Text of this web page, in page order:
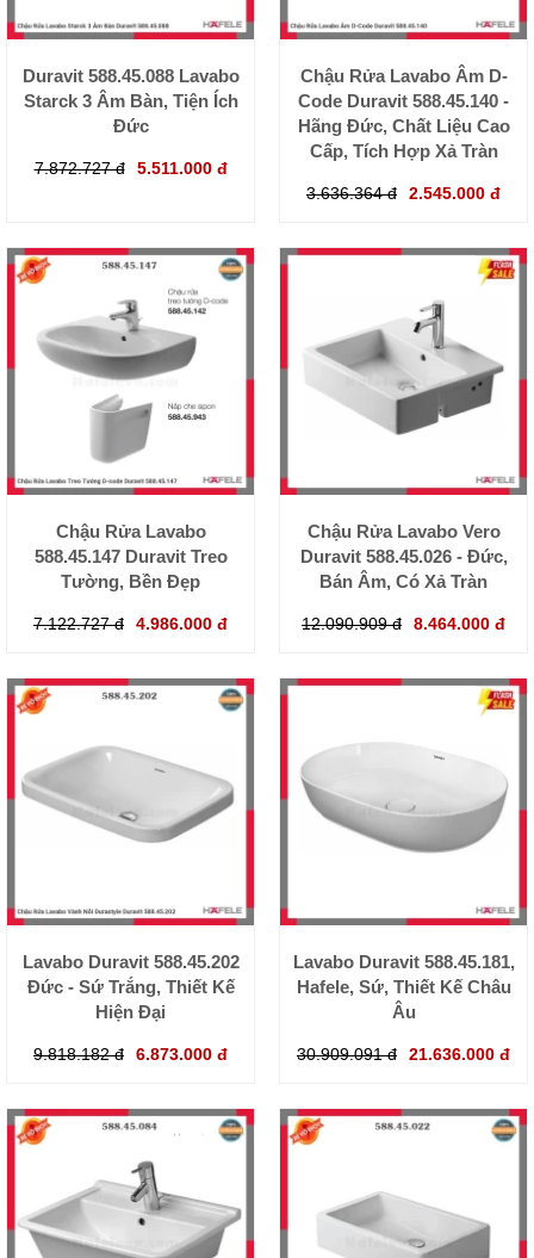
Duravit 588.45.088 Lavabo
Starck 3 Âm Bàn, Tiện Ích
Đức
7.872.727 đ 5.511.000 đ
Chậu Rửa Lavabo Âm D-
Code Duravit 588.45.140 -
Hãng Đức, Chất Liệu Cao
Cấp, Tích Hợp Xả Tràn
3.636.364 đ 2.545.000 đ
Chậu Rửa Lavabo
588.45.147 Duravit Treo
Tường, Bền Đẹp
7.122.727 đ 4.986.000 đ
Chậu Rửa Lavabo Vero
Duravit 588.45.026 - Đức,
Bán Âm, Có Xả Tràn
12.090.909 đ 8.464.000 đ
Lavabo Duravit 588.45.202
Đức - Sứ Trắng, Thiết Kế
Hiện Đại
9.818.182 đ 6.873.000 đ
Lavabo Duravit 588.45.181,
Hafele, Sứ, Thiết Kế Châu
Âu
30.909.091 đ 21.636.000 đ